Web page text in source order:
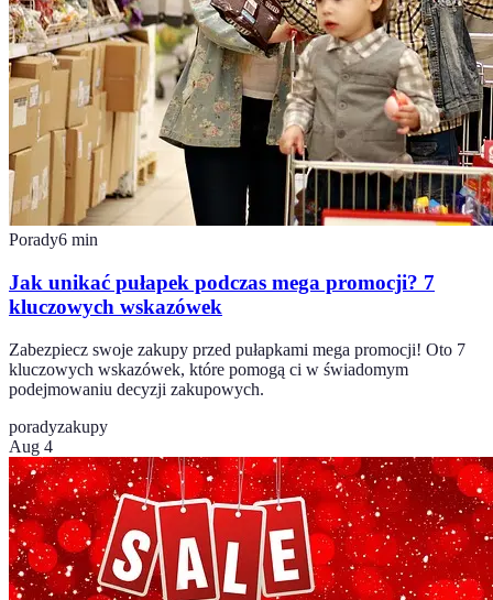
Porady6 min
Jak unikać pułapek podczas mega promocji? 7
kluczowych wskazówek
Zabezpiecz swoje zakupy przed pułapkami mega promocji! Oto 7
kluczowych wskazówek, które pomogą ci w świadomym
podejmowaniu decyzji zakupowych.
poradyzakupy
Aug 4